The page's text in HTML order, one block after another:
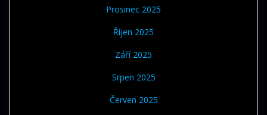
Prosinec 2025
Říjen 2025
Září 2025
Srpen 2025
Červen 2025